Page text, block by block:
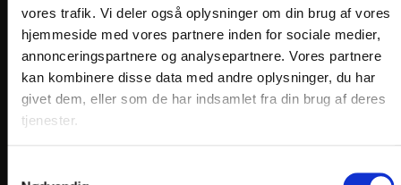
vores trafik. Vi deler også oplysninger om din brug af vores
hjemmeside med vores partnere inden for sociale medier,
annonceringspartnere og analysepartnere. Vores partnere
kan kombinere disse data med andre oplysninger, du har
givet dem, eller som de har indsamlet fra din brug af deres
tjenester.
PERSONDATAPOLITIK
COOKIEPOLITIK
JOB PÅ KROEN
DANSKE HOTELLER